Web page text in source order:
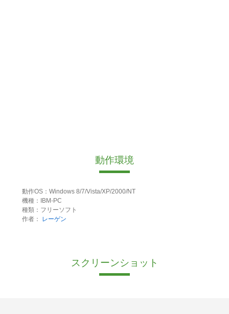
動作環境
動作OS：Windows 8/7/Vista/XP/2000/NT
機種：IBM-PC
種類：フリーソフト
作者：
レーゲン
スクリーンショット